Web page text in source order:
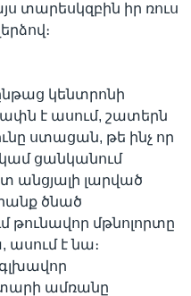
տարեսկզբին իր ռուս
կենտրոնի
է ասում, շատերն
ստացան, թե ինչ որ
կամ ցանկանում
անցյալի լարված
ծնած
մթնոլորտը
է նա։
ամռանը